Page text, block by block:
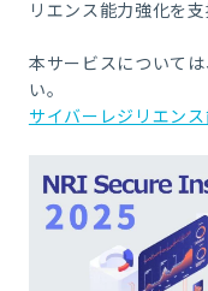
リエンス能力強化を
本サービスについて
い。
サイバーレジリエン